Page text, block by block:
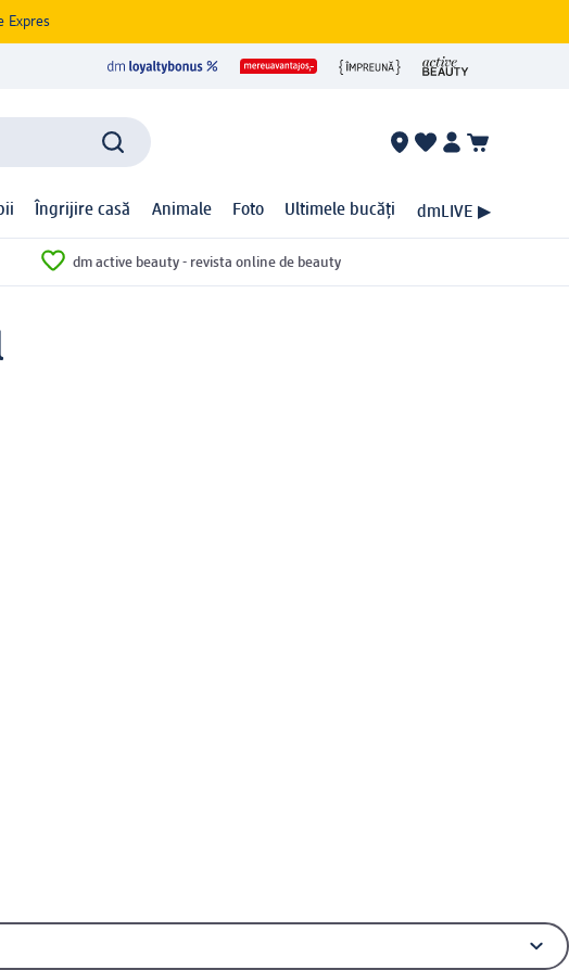
Expres
Îngrijire casă Animale Foto Ultimele bucăți dmLIVE ▶
dm active beauty - revista online de beauty